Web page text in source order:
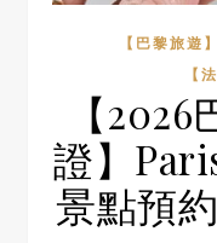
【巴黎旅遊】
【
【
證】
景點預